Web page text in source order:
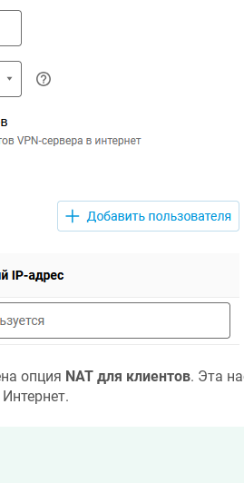
опция NAT для клиентов. Эта